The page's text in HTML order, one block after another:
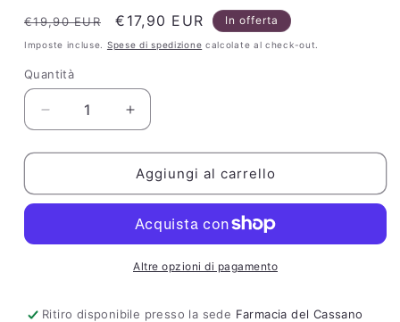
Prezzo
di
€19,90 EUR
Prezzo
scontato
€17,90 EUR In offerta
Imposte incluse. Spese di spedizione calcolate al check-out.
Quantità
Quantità
Diminuisci
quantità
per
Energy
Pronti
Aumenta
quantità
per
BeTotal
Energy
Stick
Pronti
da
Aggiungi al carrello
Altre opzioni di pagamento
Ritiro disponibile presso la sede Farmacia del Cassano